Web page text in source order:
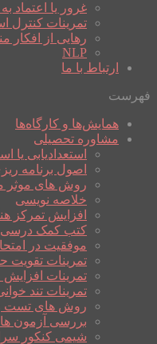
غرور یا اعتماد
تمرینات کنترل
رهایی از افکار
NLP
ارتباط با ما
فهرست
همایش‌ها و کارگاه‌ها
مشاوره تحصیلی
استعدادیابی یا
اصول برنامه
روش های موثر
خلاصه نویسی
افزایش تمرکز
کتب کمک
موفقیت در
تمرینات تقویت
تمرینات افزایش
تمرینات تند
روش های تست
بررسی آزمون
شیمی کنکور